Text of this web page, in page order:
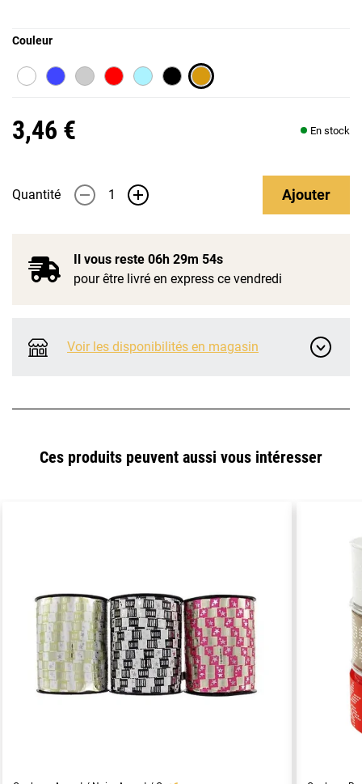
Couleur
3,46 € En stock
Quantité - + Ajouter
Il vous reste 06h 29m 54s
pour être livré en express ce vendredi
Voir les disponibilités en magasin
Ces produits peuvent aussi vous intéresser